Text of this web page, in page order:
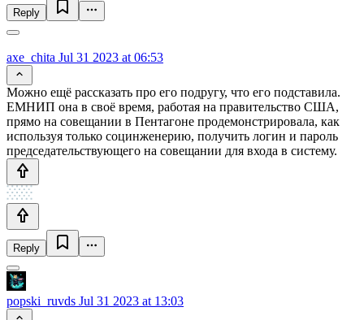
Reply
axe_chita Jul 31 2023 at 06:53
Можно ещё рассказать про его подругу, что его подставила.
ЕМНИП она в своё время, работая на правительство США,
прямо на совещании в Пентагоне продемонстрировала, как
используя только социнженерию, получить логин и пароль
председательствующего на совещании для входа в систему.
Reply
popski_ruvds Jul 31 2023 at 13:03